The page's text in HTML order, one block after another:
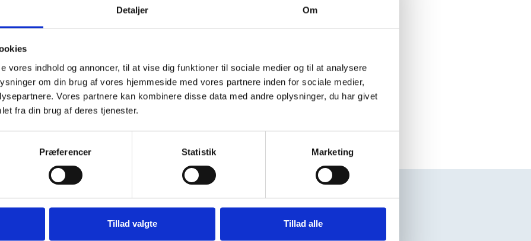
Detaljer Om
vores indhold og annoncer, til at vise dig funktioner til sociale medier og til at analysere
om din brug af vores hjemmeside med vores partnere inden for sociale medier,
Vores partnere kan kombinere disse data med andre oplysninger, du har givet
fra din brug af deres tjenester.
Præferencer Statistik Marketing
Tillad valgte Tillad alle
Andre sider